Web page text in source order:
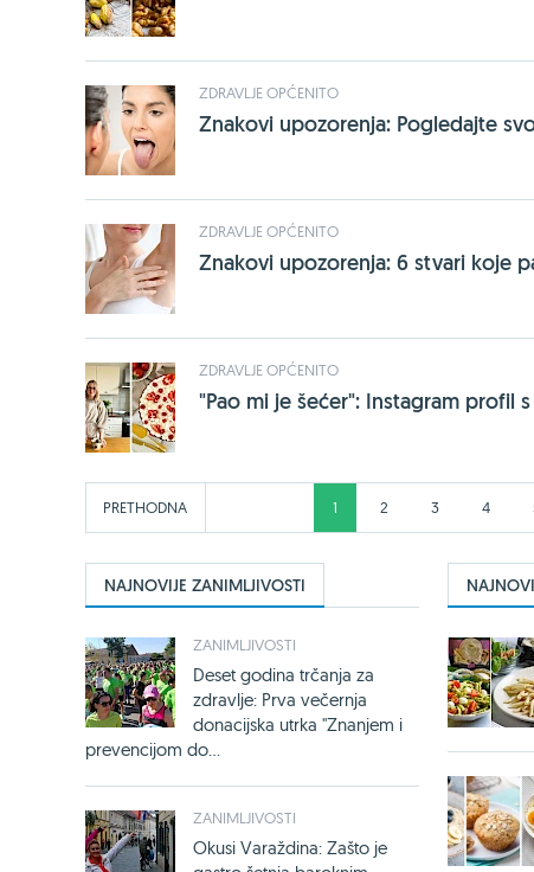
ZDRAVLJE OPĆENITO
Znakovi upozorenja: Pogledajte
ZDRAVLJE OPĆENITO
Znakovi upozorenja: 6 stvari koje
ZDRAVLJE OPĆENITO
"Pao mi je šećer": Instagram profil
PRETHODNA 1 2 3 4
NAJNOVIJE ZANIMLJIVOSTI
ZANIMLJIVOSTI
Deset godina trčanja za
zdravlje: Prva večernja
donacijska utrka "Znanjem i
prevencijom do...
ZANIMLJIVOSTI
Okusi Varaždina: Zašto je